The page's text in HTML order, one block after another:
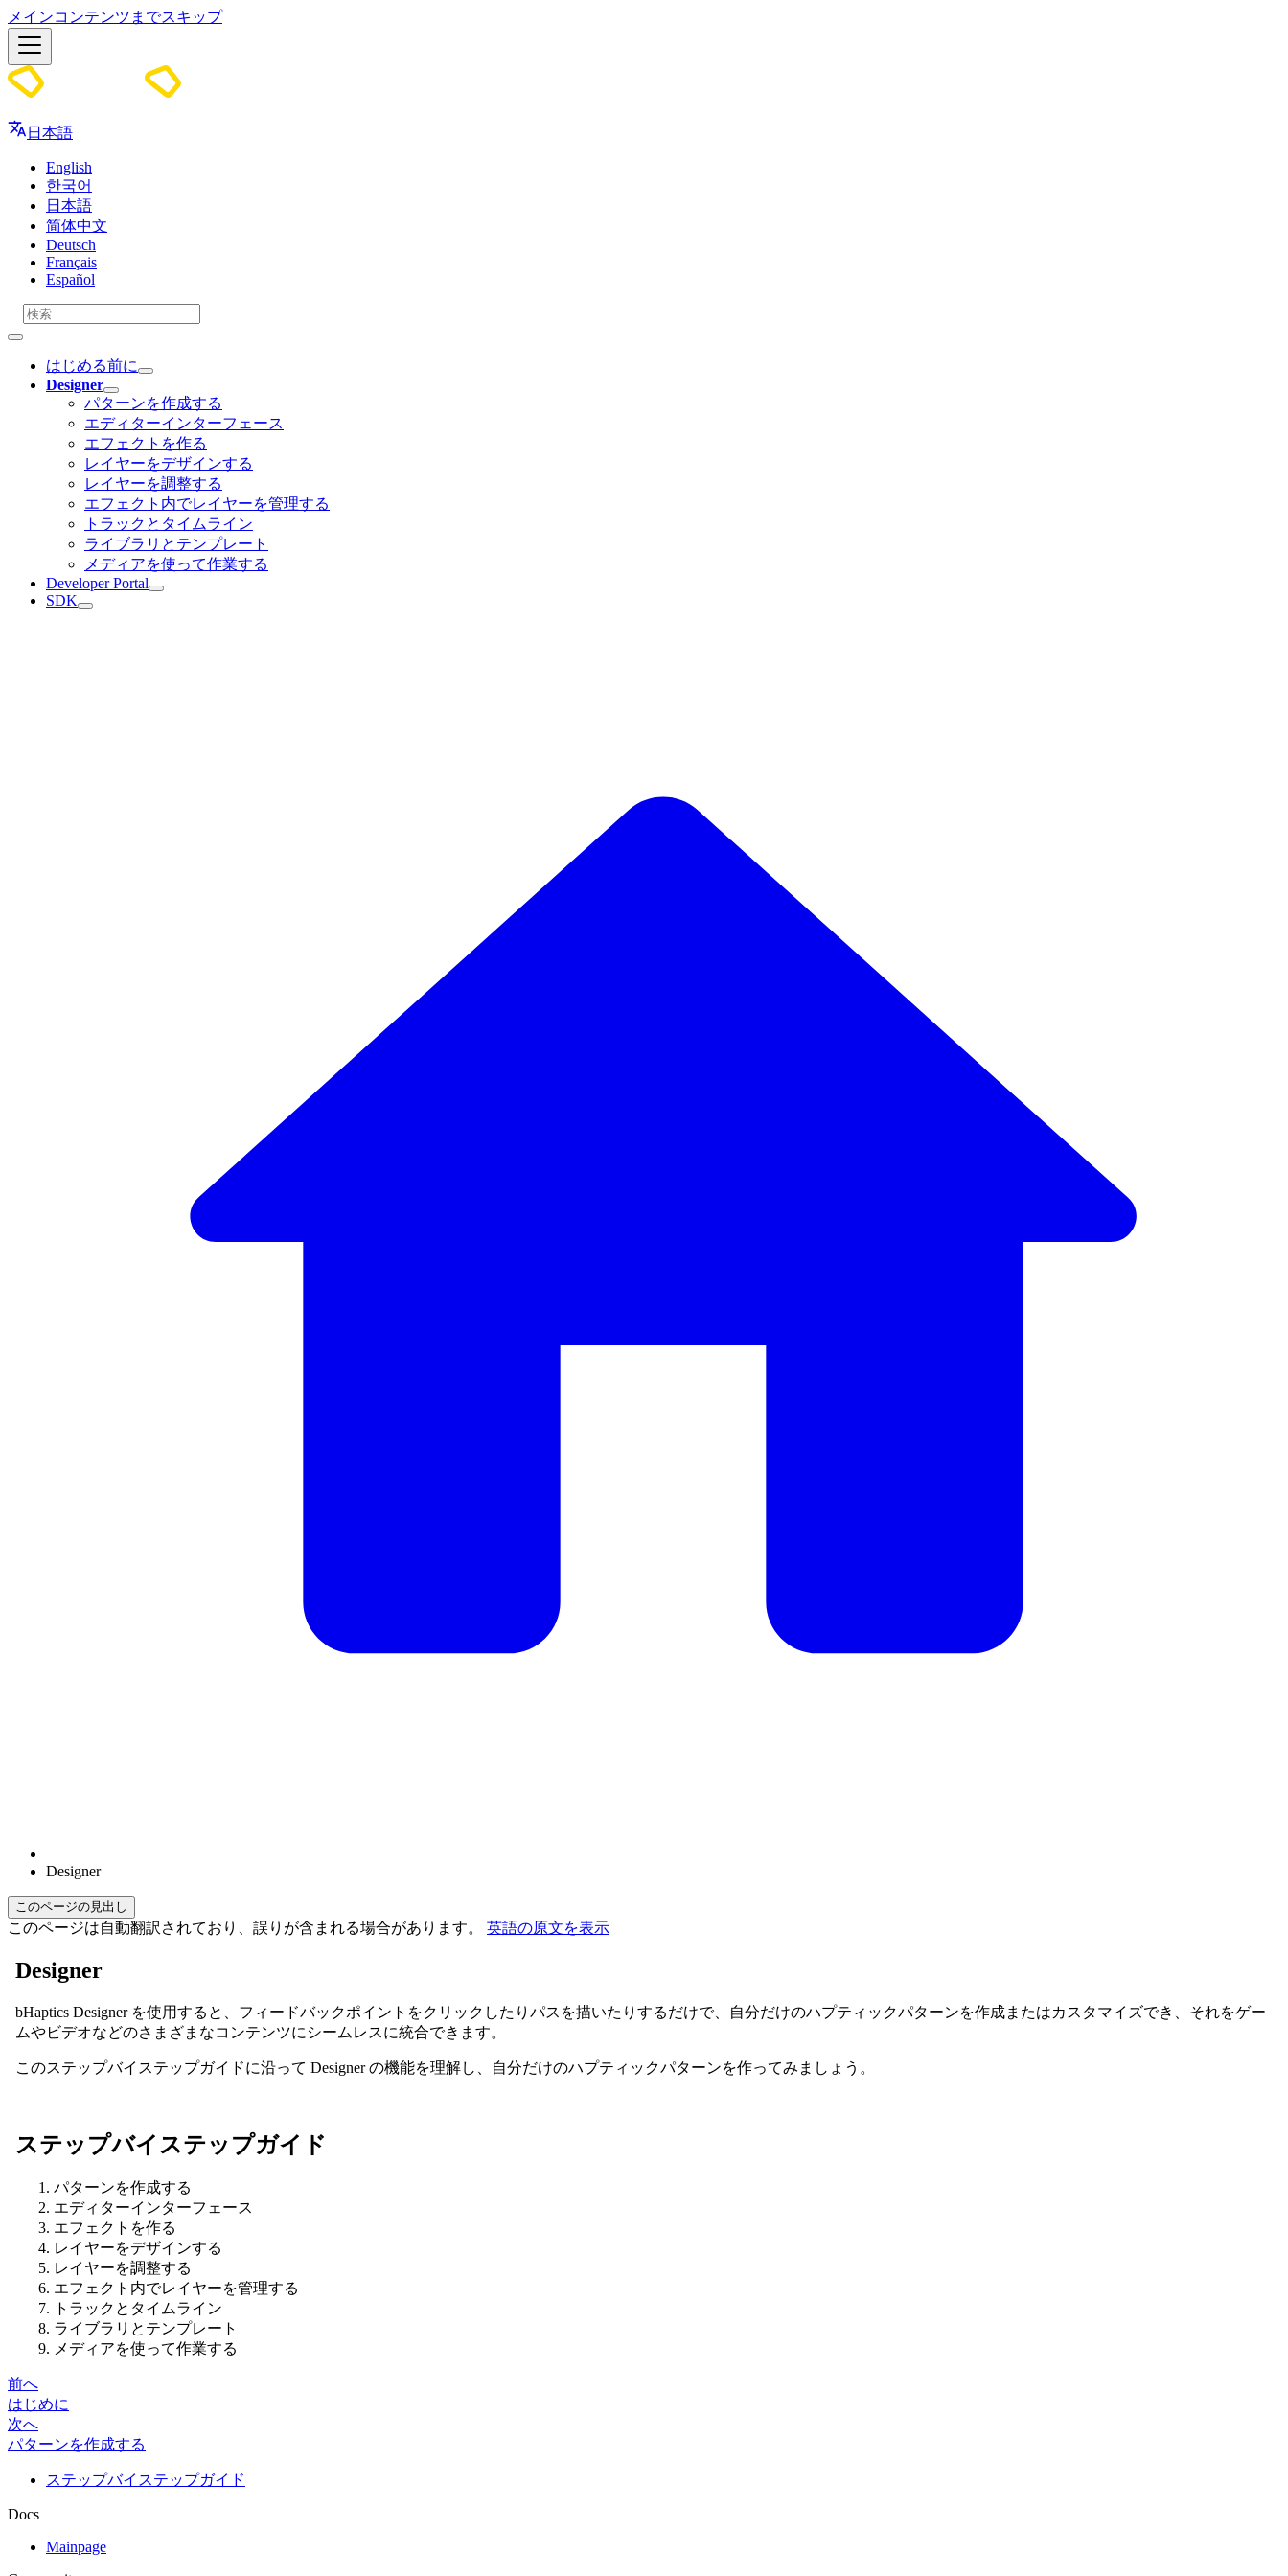
メインコンテンツまでスキップ
日本語
English
한국어
日本語
简体中文
Deutsch
Français
Español
はじめる前に
Designer
パターンを作成する
エディターインターフェース
エフェクトを作る
レイヤーをデザインする
レイヤーを調整する
エフェクト内でレイヤーを管理する
トラックとタイムライン
ライブラリとテンプレート
メディアを使って作業する
Developer Portal
SDK
Designer
このページの見出し
このページは自動翻訳されており、誤りが含まれる場合があります。 英語の原文を表示
Designer
bHaptics Designer を使用すると、フィードバックポイントをクリックしたりパスを描いたりするだけで、自分だけのハプティックパターンを作成またはカスタマイズでき、それをゲー
ムやビデオなどのさまざまなコンテンツにシームレスに統合できます。
このステップバイステップガイドに沿って Designer の機能を理解し、自分だけのハプティックパターンを作ってみましょう。
ステップバイステップガイド
パターンを作成する
エディターインターフェース
エフェクトを作る
レイヤーをデザインする
レイヤーを調整する
エフェクト内でレイヤーを管理する
トラックとタイムライン
ライブラリとテンプレート
メディアを使って作業する
前へ
はじめに
次へ
パターンを作成する
ステップバイステップガイド
Docs
Mainpage